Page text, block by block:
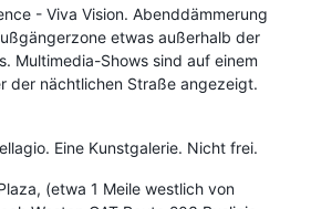
- Viva Vision. Abenddämmerung
etwas außerhalb der
Multimedia-Shows sind auf einem
der nächtlichen Straße angezeigt.
Eine Kunstgalerie. Nicht frei.
(etwa 1 Meile westlich von